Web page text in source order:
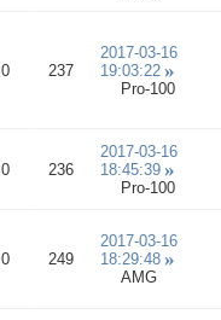
0 237
2017-03-16
19:03:22
Pro-100
0 236
2017-03-16
18:45:39
Pro-100
0 249
2017-03-16
18:29:48
AMG